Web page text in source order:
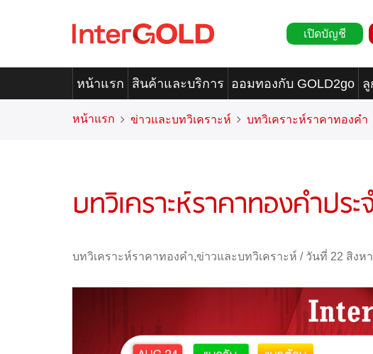
เปิดบัญชี
หน้าแรก สินค้าและบริการ ออมทองกับ GOLD2go ลู
หน้าแรก ข่าวและบทวิเคราะห์ บทวิเคราะห์ราคาทองคำ
บทวิเคราะห์ราคาทองคำป
บทวิเคราะห์ราคาทองคำ,ข่าวและบทวิเคราะห์ / วันที่ 22 สิงห